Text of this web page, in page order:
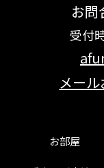
お問
受付
メー
お部屋